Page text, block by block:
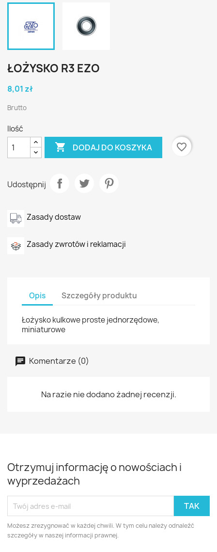
ŁOŻYSKO R3 EZO
8,01 zł
Brutto
Ilość
 DODAJ DO KOSZYKA favorite_border
Udostępnij
Zasady dostaw
Zasady zwrotów i reklamacji
Opis Szczegóły produktu
Łożysko kulkowe proste jednorzędowe,
miniaturowe
Komentarze (0)
Na razie nie dodano żadnej recenzji.
Otrzymuj informację o nowościach i
wyprzedażach
Możesz zrezygnować w każdej chwili. W tym celu należy odnaleźć
szczegóły w naszej informacji prawnej.